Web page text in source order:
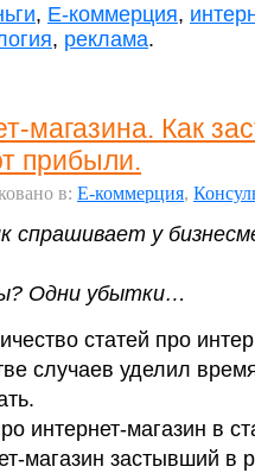
, Е-коммерция,
, реклама.
магазина. Как
прибыли.
в: Е-коммерция,
спрашивает у
Одни убытки…
статей про
случаев уделил
интернет-магазин в
магазин застывший в